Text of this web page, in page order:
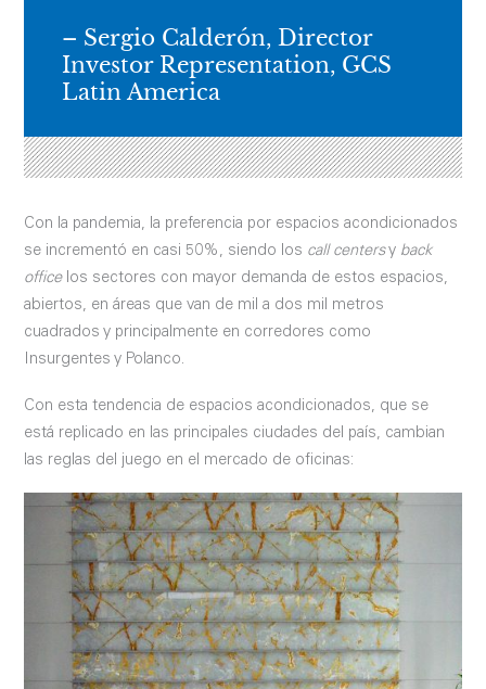
– Sergio Calderón, Director
Investor Representation, GCS
Latin America
Con la pandemia, la preferencia por espacios acondicionados
se incrementó en casi 50%, siendo los call centersy back
officelos sectores con mayor demanda de estos espacios,
abiertos, en áreas que van de mil a dos mil metros
cuadrados y principalmente en corredores como
Insurgentes y Polanco.
Con esta tendencia de espacios acondicionados, que se
está replicado en las principales ciudades del país, cambian
las reglas del juego en el mercado de oficinas: